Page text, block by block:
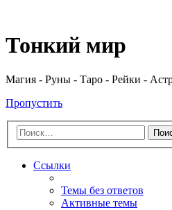
Тонкий мир
Магия - Руны - Таро - Рейки -
Пропустить
Ссылки
Темы без ответов
Активные темы